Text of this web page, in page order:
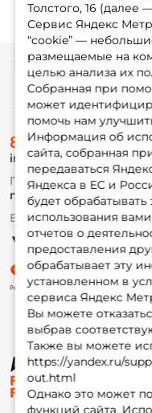
Толстого, 16 (далее
Сервис Яндекс
“cookie” —
размещаемые на
целью анализа их
Собранная при
может
помочь нам
Информация об
сайта, собранная
передаваться
Яндекса в ЕС и
будет
использования
отчетов о
предоставления
обрабатывает эту
установленном в
сервиса Яндекс
Вы можете
выбрав
Также вы можете
https://yandex.ru/
out.html
Однако это может
функций сайта.
©
8 (495) 532-77-
info@foxfishing.ru
По вопросам с заказом
г. Москва, ул.
Ежедневно 10:00 до